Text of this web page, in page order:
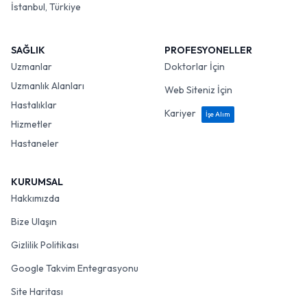
İstanbul, Türkiye
SAĞLIK
Uzmanlar
Uzmanlık Alanları
Hastalıklar
Hizmetler
Hastaneler
PROFESYONELLER
Doktorlar İçin
Web Siteniz İçin
Kariyer
İşe Alım
KURUMSAL
Hakkımızda
Bize Ulaşın
Gizlilik Politikası
Google Takvim Entegrasyonu
Site Haritası